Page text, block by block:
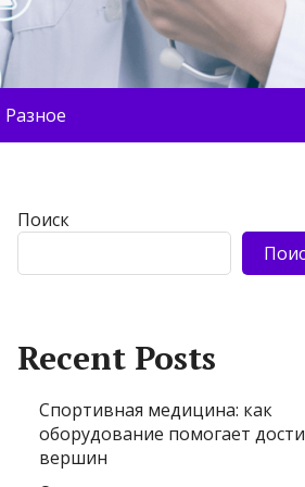
Разное
Поиск
Recent Posts
Спортивная медицина: как
оборудование помогает
вершин